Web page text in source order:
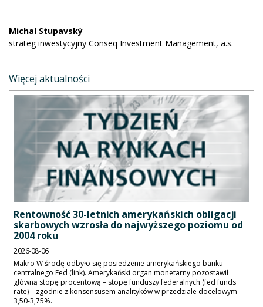
Michal Stupavský
strateg inwestycyjny Conseq Investment Management, a.s.
Więcej aktualności
Rentowność 30-letnich amerykańskich obligacji
skarbowych wzrosła do najwyższego poziomu od
2004 roku
2026-08-06
Makro W środę odbyło się posiedzenie amerykańskiego banku
centralnego Fed (link). Amerykański organ monetarny pozostawił
główną stopę procentową – stopę funduszy federalnych (fed funds
rate) – zgodnie z konsensusem analityków w przedziale docelowym
3,50-3,75%.